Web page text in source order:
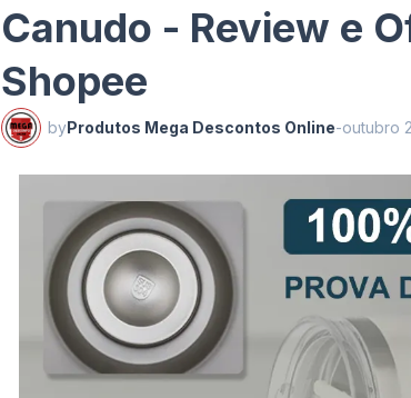
Canudo - Review e
Shopee
byProdutos Mega Descontos Online-outubro